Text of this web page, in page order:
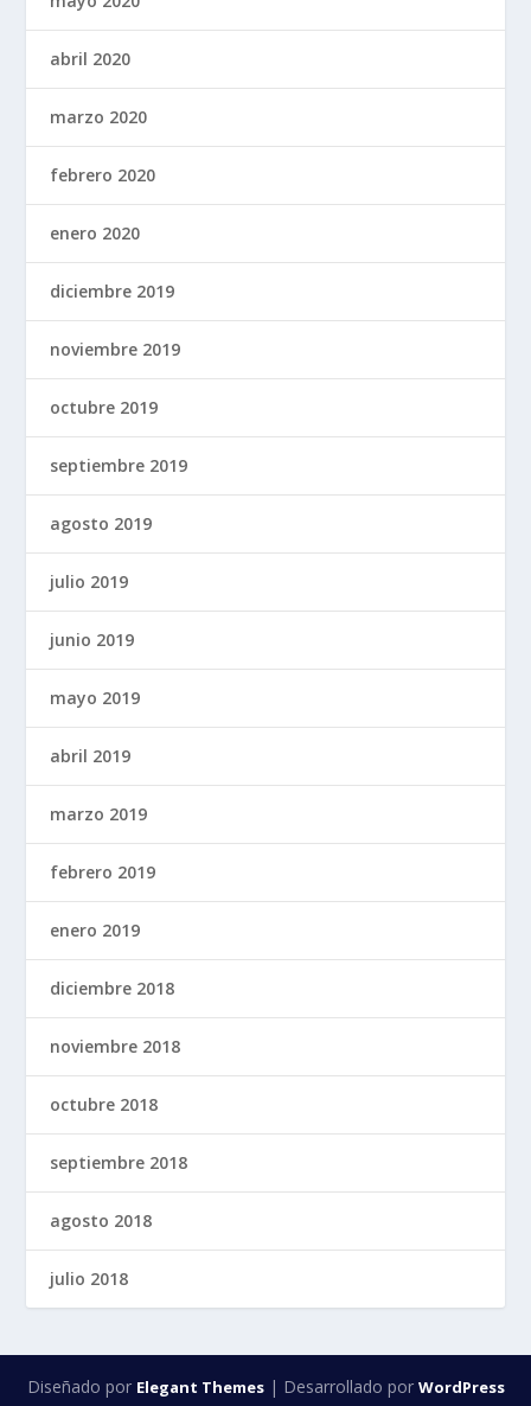
abril 2020
marzo 2020
febrero 2020
enero 2020
diciembre 2019
noviembre 2019
octubre 2019
septiembre 2019
agosto 2019
julio 2019
junio 2019
mayo 2019
abril 2019
marzo 2019
febrero 2019
enero 2019
diciembre 2018
noviembre 2018
octubre 2018
septiembre 2018
agosto 2018
julio 2018
Diseñado por Elegant Themes| Desarrollado por WordPress